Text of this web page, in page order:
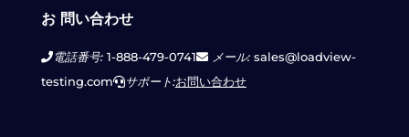
お 問い合わせ
電話番号:1-888-479-0741 メール:sales@loadview-
testing.com
サポート:お問い合わせ